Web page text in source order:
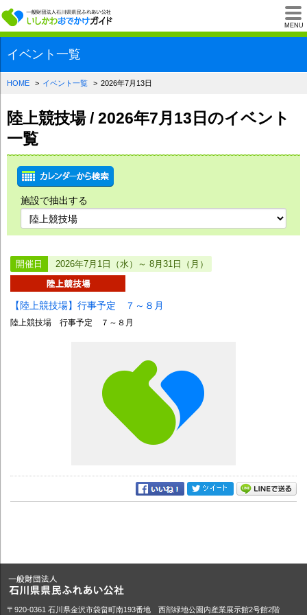
MENU
一般財団法人石川
イベント一覧
HOME イベント一覧 2026年7月13日
陸上競技場 / 2026年7月13日のイベント
一覧
施設で抽出する
開催日 2026年7月1日（水）～ 8月31日（月）
【陸上競技場】行事予定 ７～８月
陸上競技場 行事予定 ７～８月
〒920-0361 石川県金沢市袋畠町南193番地 西部緑地公園内産業展示館2号館2階